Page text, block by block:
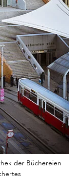
der Büchereien